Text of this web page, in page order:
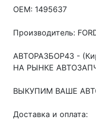
OEM: 1495637
Производитель:
АВТОРАЗБОР43 -
НА РЫНКЕ
ВЫКУПИМ ВАШЕ
Доcтавка и oплата: